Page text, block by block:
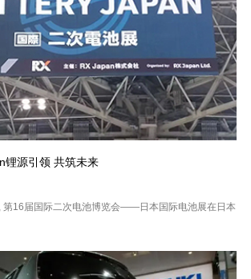
锂源引领 共筑未来
第16届国际二次电池博览会——日本国际电池展在日本